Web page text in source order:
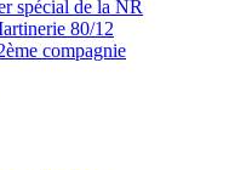
spécial de la NR
80/12
compagnie